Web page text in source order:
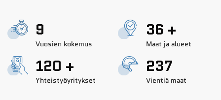
akryyli levyille, ABS-kaksivärisille levyille, PVC-vaahtolevyille,
metallialumiinille, kuparille, teräslevyille jne. Tutkimus- ja
kehitysosastollamme on insinöörejä, joilla on runsaasti kokemusta
suunnitteluohjelmien opiskelussa pystymme tarjoamaan erinomaisia
ratkaisuja koneiden räätälöintiin ja suunnitteluun asiakkaiden
erityisten työvaatimusten mukaan. Laadunvalvontaosastollamme on
15
Vuosien kokemus
60 +
Maat ja alueet
200 +
Yhteistyöyritykset
395
Vientiä maat